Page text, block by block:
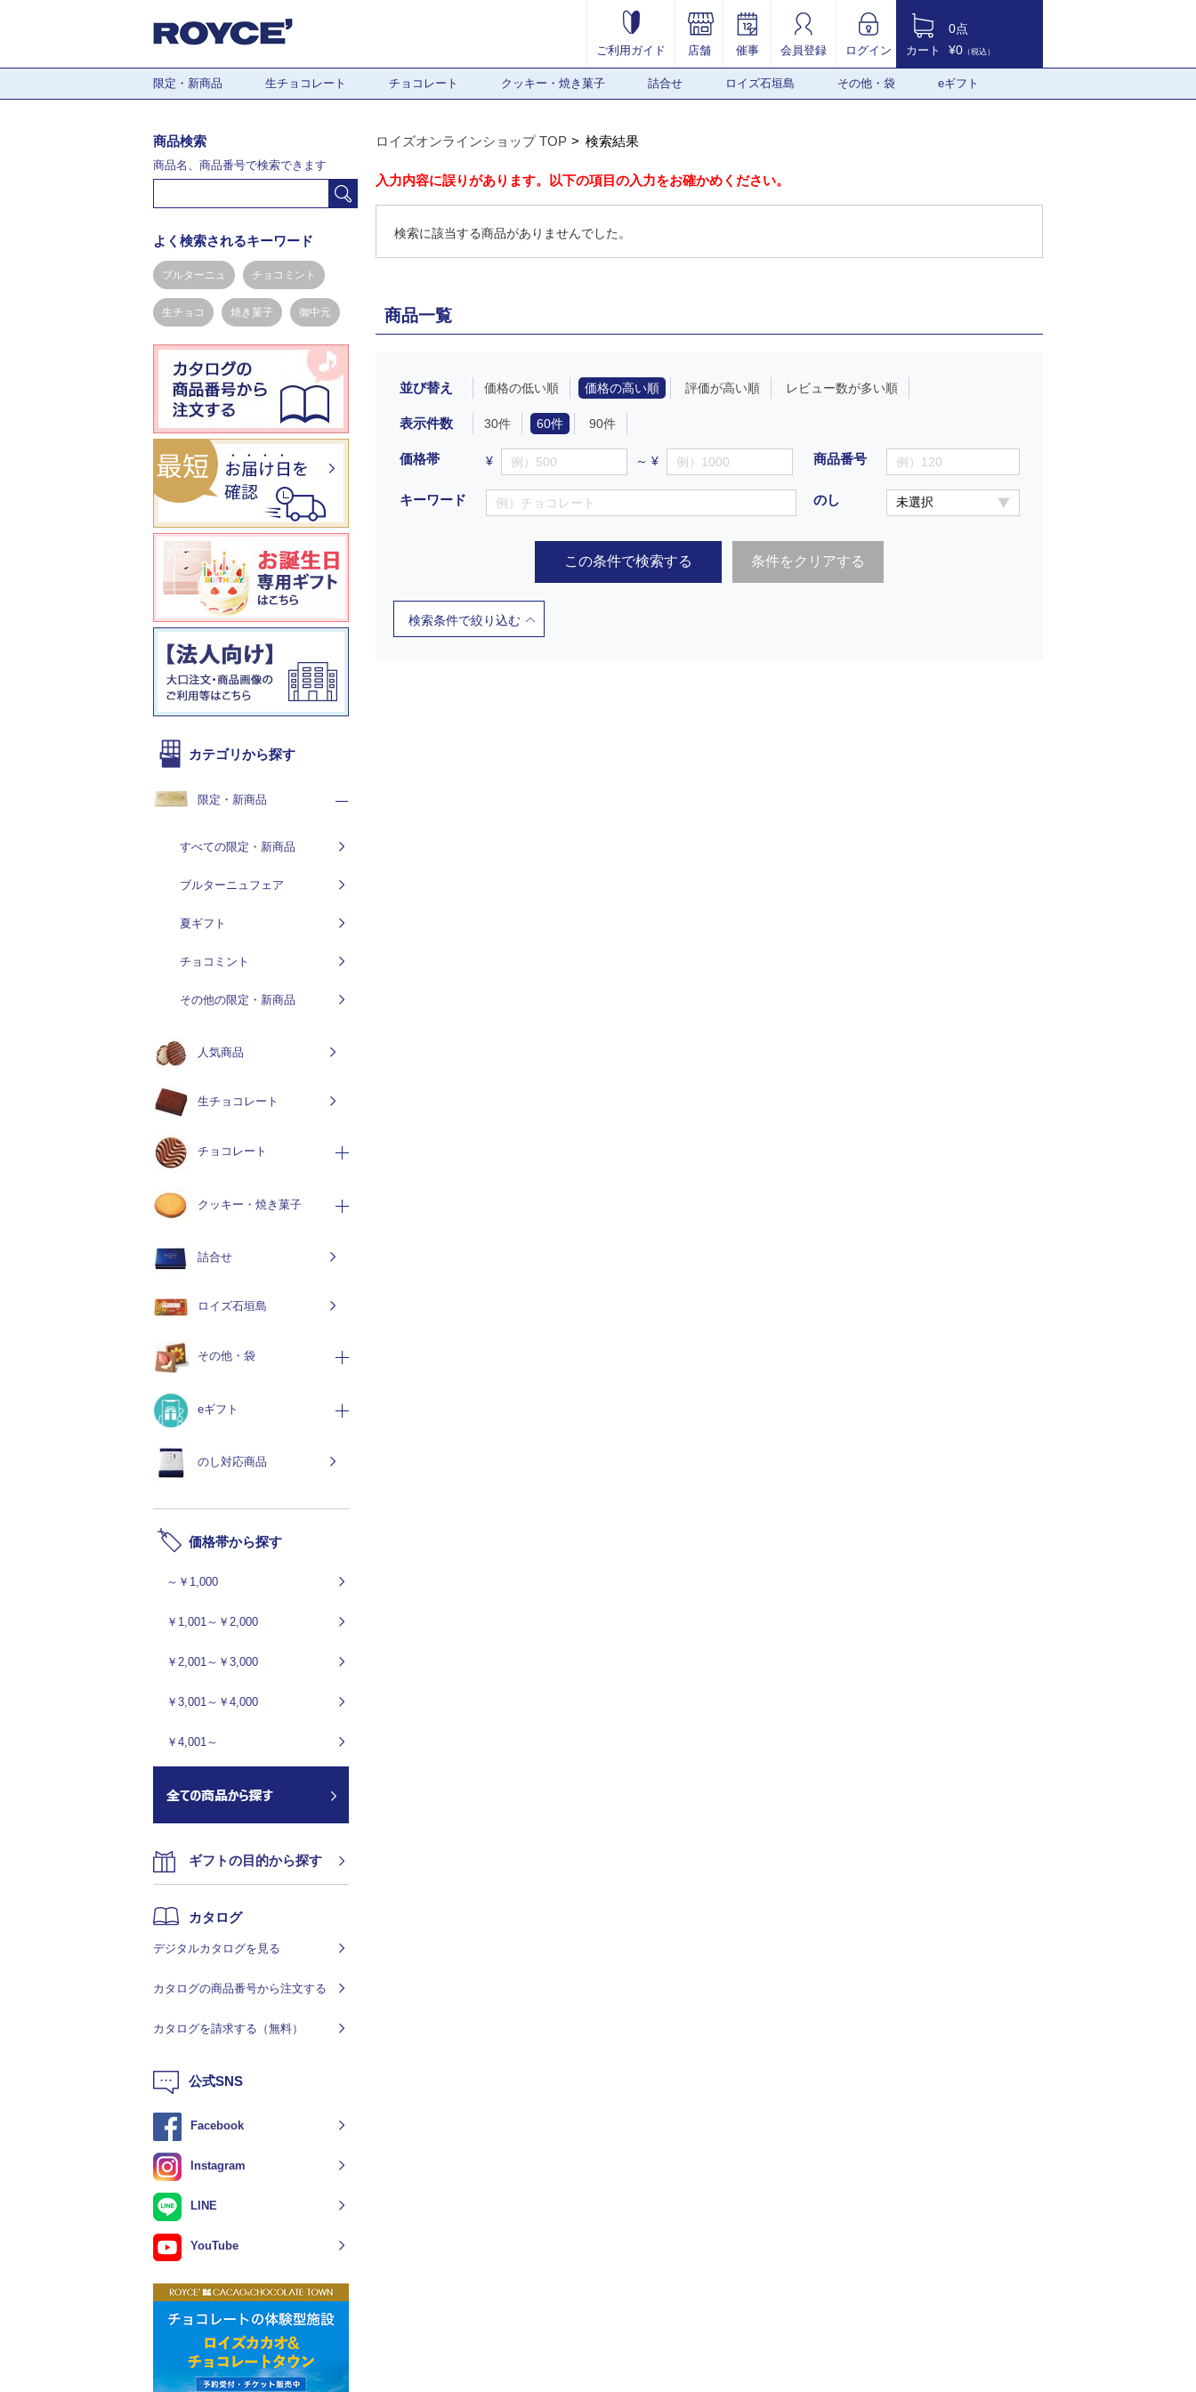
ご利用ガイド 店舗 催事 会員登録 ログイン カート
0点
¥0 （税込）
限定・新商品 生チョコレート チョコレート クッキー・焼き菓子 詰合せ ロイズ石垣島 その他・袋 eギフト
ロイズオンラインショップ TOP 検索結果
入力内容に誤りがあります。以下の項目の入力をお確かめください。
検索に該当する商品がありませんでした。
商品一覧
並び替え 価格の低い順 価格の高い順 評価が高い順 レビュー数が多い順
表示件数 30件 60件 90件
価格帯 ¥ ～ ¥
キーワード
商品番号
のし
この条件で検索する 条件をクリアする
検索条件で絞り込む
商品検索
商品名、商品番号で検索できます
よく検索されるキーワード
ブルターニュ チョコミント
生チョコ 焼き菓子 御中元
カテゴリから探す
限定・新商品
すべての限定・新商品
ブルターニュフェア
夏ギフト
チョコミント
その他の限定・新商品
人気商品
生チョコレート
チョコレート
クッキー・焼き菓子
詰合せ
ロイズ石垣島
その他・袋
eギフト
のし対応商品
価格帯から探す
～￥1,000
￥1,001～￥2,000
￥2,001～￥3,000
￥3,001～￥4,000
￥4,001～
ギフトの目的から探す
カタログ
デジタルカタログを見る
カタログの商品番号から注文する
カタログを請求する（無料）
公式SNS
Facebook
Instagram
LINE
YouTube